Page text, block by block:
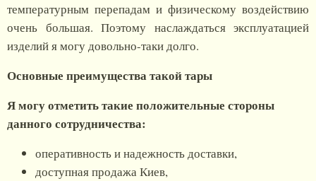
температурным перепадам и физическому воздействию
очень большая. Поэтому наслаждаться эксплуатацией
изделий я могу довольно-таки долго.
Основные преимущества такой тары
Я могу отметить такие положительные стороны
данного сотрудничества:
оперативность и надежность доставки,
доступная продажа Киев,